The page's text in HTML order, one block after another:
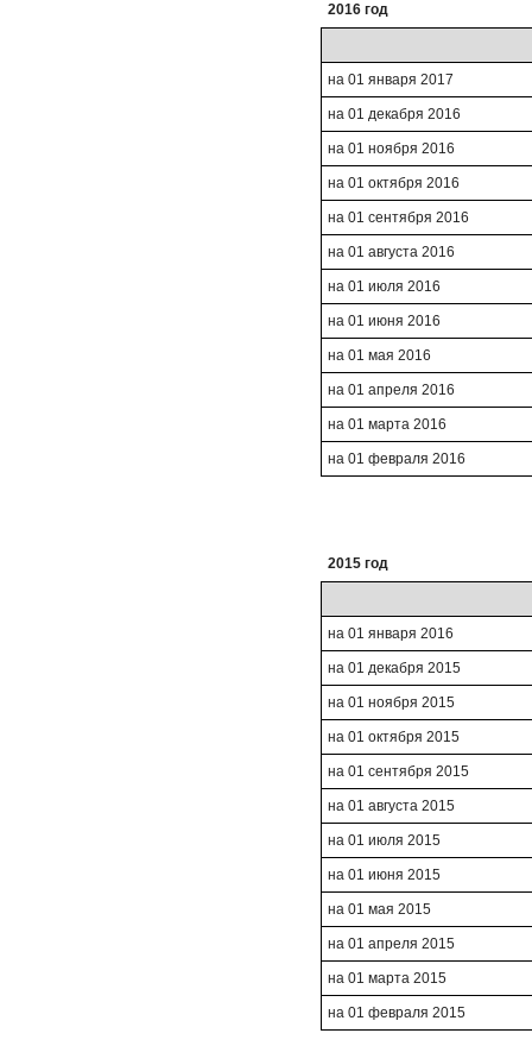
2016 год
на 01 января 2017
на 01 декабря 2016
на 01 ноября 2016
на 01 октября 2016
на 01 сентября 2016
на 01 августа 2016
на 01 июля 2016
на 01 июня 2016
на 01 мая 2016
на 01 апреля 2016
на 01 марта 2016
на 01 февраля 2016
2015 год
на 01 января 2016
на 01 декабря 2015
на 01 ноября 2015
на 01 октября 2015
на 01 сентября 2015
на 01 августа 2015
на 01 июля 2015
на 01 июня 2015
на 01 мая 2015
на 01 апреля 2015
на 01 марта 2015
на 01 февраля 2015